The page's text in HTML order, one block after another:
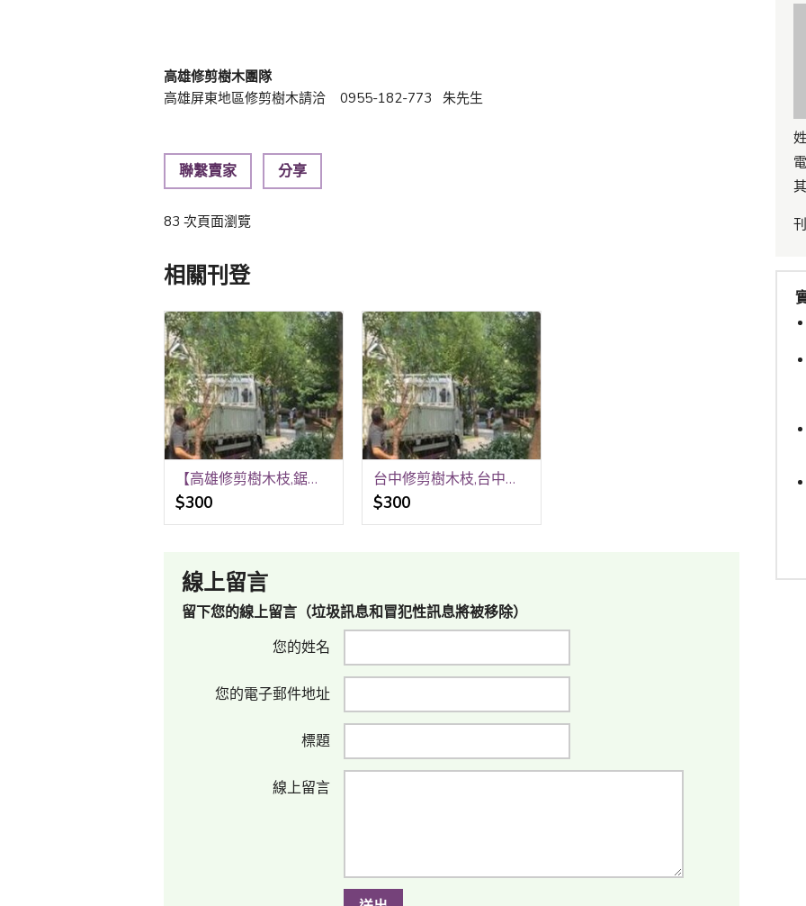
高雄修剪樹木團隊
高雄屏東地區修剪樹木請洽 0955-182-773 朱先生
聯繫賣家 分享
83 次頁面瀏覽
相關刊登
【高雄修剪樹木枝,鋸樹費用高雄】
$300
台中修剪樹木枝,台中樹木修剪公司
$300
線上留言
留下您的線上留言（垃圾訊息和冒犯性訊息將被移除）
您的姓名
您的電子郵件地址
標題
線上留言